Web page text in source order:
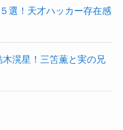
選！天才ハッカー存在感
滉星！三笘薫と実の兄